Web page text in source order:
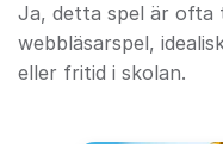
Ja, detta spel är ofta
webbläsarspel,
eller fritid i skolan.